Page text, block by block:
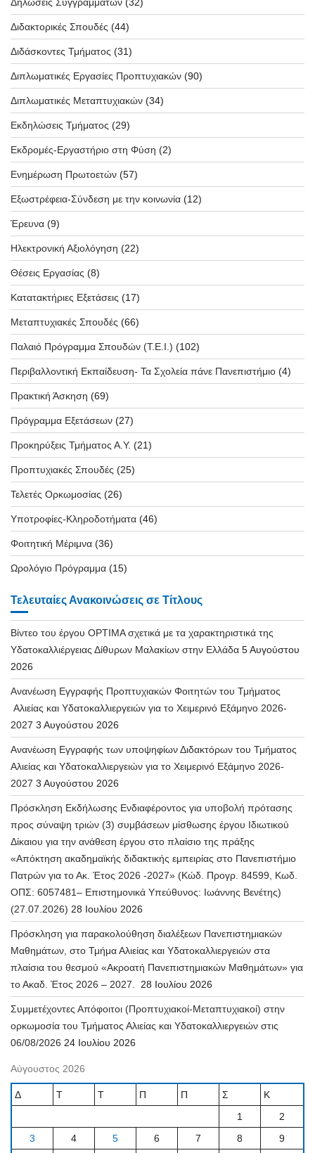
Διδακτορικές Σπουδές (44)
Διδάσκοντες Τμήματος (31)
Διπλωματικές Εργασίες Προπτυχιακών (90)
Διπλωματικές Μεταπτυχιακών (34)
Εκδηλώσεις Τμήματος (29)
Εκδρομές-Εργαστήριο στη Φύση (2)
Ενημέρωση Πρωτοετών (57)
Εξωστρέφεια-Σύνδεση με την κοινωνία (12)
Έρευνα (9)
Ηλεκτρονική Αξιολόγηση (22)
Θέσεις Εργασίας (8)
Κατατακτήριες Εξετάσεις (17)
Μεταπτυχιακές Σπουδές (66)
Παλαιό Πρόγραμμα Σπουδών (T.E.I.) (102)
Περιβαλλοντική Εκπαίδευση- Τα Σχολεία πάνε Πανεπιστήμιο (4)
Πρακτική Άσκηση (69)
Πρόγραμμα Εξετάσεων (27)
Προκηρύξεις Τμήματος Α.Υ. (21)
Προπτυχιακές Σπουδές (25)
Τελετές Ορκωμοσίας (26)
Υποτροφίες-Κληροδοτήματα (46)
Φοιτητική Μέριμνα (36)
Ωρολόγιο Πρόγραμμα (15)
Τελευταίες Ανακοινώσεις σε Τίτλους
Βίντεο του έργου OPTIMA σχετικά με τα χαρακτηριστικά της
Υδατοκαλλιέργειας Δίθυρων Μαλακίων στην Ελλάδα 5 Αυγούστου
2026
Ανανέωση Εγγραφής Προπτυχιακών Φοιτητών του Τμήματος
Αλιείας και Υδατοκαλλιεργειών για το Χειμερινό Εξάμηνο 2026-
2027 3 Αυγούστου 2026
Ανανέωση Εγγραφής των υποψηφίων Διδακτόρων του Τμήματος
Αλιείας και Υδατοκαλλιεργειών για το Χειμερινό Εξάμηνο 2026-
2027 3 Αυγούστου 2026
Πρόσκληση Εκδήλωσης Ενδιαφέροντος για υποβολή πρότασης
προς σύναψη τριών (3) συμβάσεων μίσθωσης έργου Ιδιωτικού
Δίκαιου για την ανάθεση έργου στο πλαίσιο της πράξης
«Απόκτηση ακαδημαϊκής διδακτικής εμπειρίας στο Πανεπιστήμιο
Πατρών για το Ακ. Έτος 2026 -2027» (Κώδ. Προγρ. 84599, Κωδ.
ΟΠΣ: 6057481– Επιστημονικά Υπεύθυνος: Ιωάννης Βενέτης)
(27.07.2026) 28 Ιουλίου 2026
Πρόσκληση για παρακολούθηση διαλέξεων Πανεπιστημιακών
Μαθημάτων, στο Τμήμα Αλιείας και Υδατοκαλλιεργειών στα
πλαίσια του θεσμού «Ακροατή Πανεπιστημιακών Μαθημάτων» για
το Ακαδ. Έτος 2026 – 2027.
28 Ιουλίου 2026
Συμμετέχοντες Απόφοιτοι (Προπτυχιακοί-Μεταπτυχιακοί) στην
ορκωμοσία του Τμήματος Αλιείας και Υδατοκαλλιεργειών στις
06/08/2026 24 Ιουλίου 2026
Αύγουστος 2026
Δ Τ Τ Π Π Σ
Κ
1
2
3
4 5 6 7 8
9